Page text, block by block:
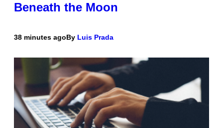
Beneath the Moon
38 minutes agoBy Luis Prada